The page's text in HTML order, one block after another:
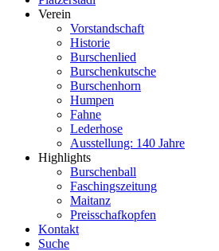
Verein
Vorstandschaft
Historie
Burschenlied
Burschenkutsche
Burschenhorn
Humpen
Fahne
Lederhose
Ausstellung: 140 Jahre
Highlights
Burschenball
Faschingszeitung
Maitanz
Preisschafkopfen
Kontakt
Suche